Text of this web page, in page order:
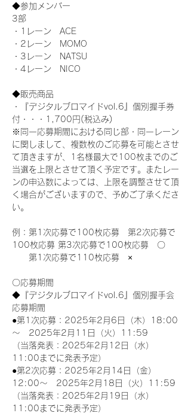
◆参加メンバー
3部
・1レーン　ACE
・2レーン　MOMO
・3レーン　NATSU
・4レーン　NICO
◆販売商品
・『デジタルブロマイドvol.6』個別握手券
付・・・1,700円(税込み)
※同一応募期間における同じ部・同一レーン
に関しまして、複数枚のご応募を可能とさせ
て頂きますが、1名様最大で100枚までのご
当選を上限とさせて頂く予定です。またレー
ンの申込数によっては、上限を調整させて頂
く場合がございますので、予めご了承くださ
い。
例：第1次応募で100枚応募　第2次応募で
100枚応募 第3次応募で100枚応募　〇
第1次応募で110枚応募　×
〇応募期間
◆『デジタルブロマイドvol.6』個別握手会
応募期間
●第1次応募：2025年2月6日（木）18:00
～　2025年2月11日（火）11:59
（当落発表：2025年2月12日（水）
11:00までに発表予定）
●第2次応募：2025年2月14日（金）
12:00～　2025年2月18日（火）11:59
（当落発表：2025年2月19日（水）
11:00までに発表予定）